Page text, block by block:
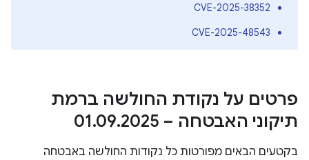
CVE-2025-38352
CVE-2025-48543
פרטים על נקודת החולשה ברמת
תיקוני האבטחה – 01
.09.2025
בקטעים הבאים מפורטות כל נקודות החולשה באבטחה